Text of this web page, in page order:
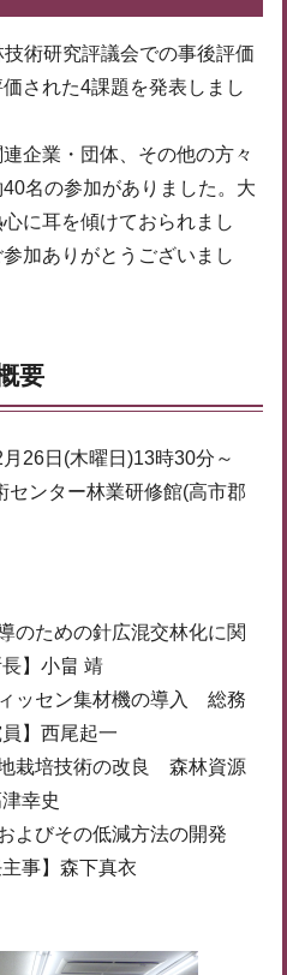
術研究評議会での事後評価
された4課題を発表しまし
企業・団体、その他の方々
名の参加がありました。大
に耳を傾けておられまし
加ありがとうございまし
要
26日(木曜日)13時30分～
センター林業研修館(高市郡
のための針広混交林化に関
】小畠 靖
ッセン集材機の導入 総務
】西尾起一
栽培技術の改良 森林資源
幸史
よびその低減方法の開発
事】森下真衣